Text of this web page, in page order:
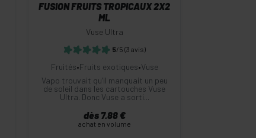
FUSION FRUITS TROPICAUX 2X2
ML
Vuse Ultra
5/5 (3 avis)
Fruités•Fruits exotiques•Vuse
Vapo trouvait qu’il manquait un peu
de soleil dans les cartouches Vuse
Ultra. Donc Vuse a sorti...
dès 7.88 €
achat en volume